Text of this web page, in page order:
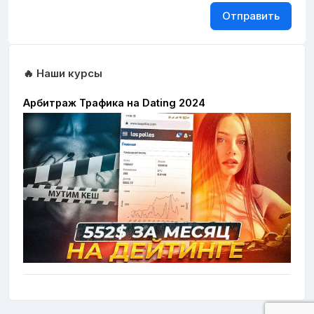
Отправить
🔥 Наши курсы
Арбитраж Трафика на Dating 2024